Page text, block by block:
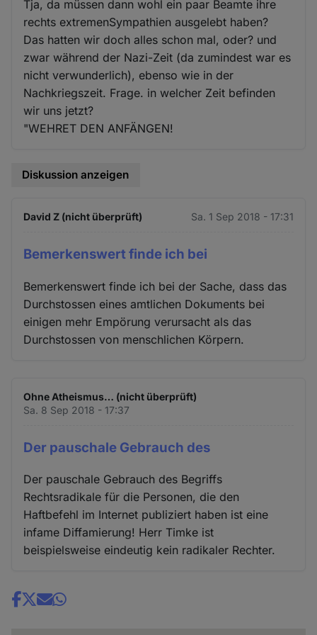
Tja, da müssen dann wohl ein paar Beamte ihre
rechts extremenSympathien ausgelebt haben?
Das hatten wir doch alles schon mal, oder? und
zwar während der Nazi-Zeit (da zumindest war es
nicht verwunderlich), ebenso wie in der
Nachkriegszeit. Frage. in welcher Zeit befinden
wir uns jetzt?
"WEHRET DEN ANFÄNGEN!
Diskussion anzeigen
David Z (nicht überprüft) Sa. 1 Sep 2018 - 17:31
Bemerkenswert finde ich bei
Bemerkenswert finde ich bei der Sache, dass das
Durchstossen eines amtlichen Dokuments bei
einigen mehr Empörung verursacht als das
Durchstossen von menschlichen Körpern.
Ohne Atheismus… (nicht überprüft)
Sa. 8 Sep 2018 - 17:37
Der pauschale Gebrauch des
Der pauschale Gebrauch des Begriffs
Rechtsradikale für die Personen, die den
Haftbefehl im Internet publiziert haben ist eine
infame Diffamierung! Herr Timke ist
beispielsweise eindeutig kein radikaler Rechter.
Share